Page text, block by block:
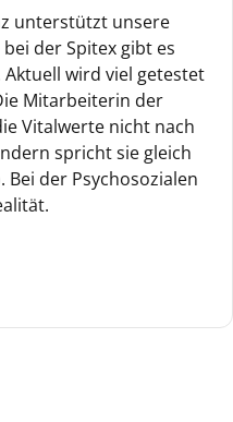
unterstützt unsere
der Spitex gibt es
wird viel getestet
Mitarbeiterin der
Vitalwerte nicht nach
spricht sie gleich
Bei der Psychosozialen